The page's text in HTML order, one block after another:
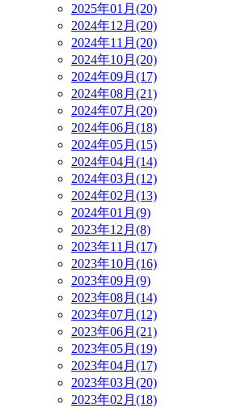
2025年01月(20)
2024年12月(20)
2024年11月(20)
2024年10月(20)
2024年09月(17)
2024年08月(21)
2024年07月(20)
2024年06月(18)
2024年05月(15)
2024年04月(14)
2024年03月(12)
2024年02月(13)
2024年01月(9)
2023年12月(8)
2023年11月(17)
2023年10月(16)
2023年09月(9)
2023年08月(14)
2023年07月(12)
2023年06月(21)
2023年05月(19)
2023年04月(17)
2023年03月(20)
2023年02月(18)